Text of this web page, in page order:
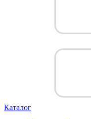
Каталог